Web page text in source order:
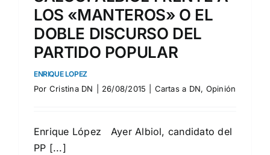
LOS «MANTEROS» O EL
DOBLE DISCURSO DEL
PARTIDO POPULAR
ENRIQUE LOPEZ
Por Cristina DN 26/08/2015 Cartas a DN, Opinión
Enrique López Ayer Albiol, candidato del
PP [...]